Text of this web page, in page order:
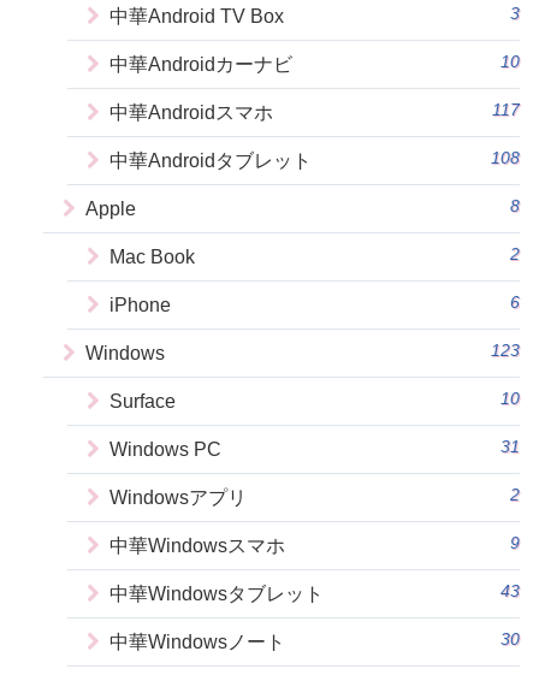
中華Android TV Box 3
中華Androidカーナビ 10
中華Androidスマホ 117
中華Androidタブレット 108
Apple 8
Mac Book 2
iPhone 6
Windows 123
Surface 10
Windows PC 31
Windowsアプリ 2
中華Windowsスマホ 9
中華Windowsタブレット 43
中華Windowsノート 30